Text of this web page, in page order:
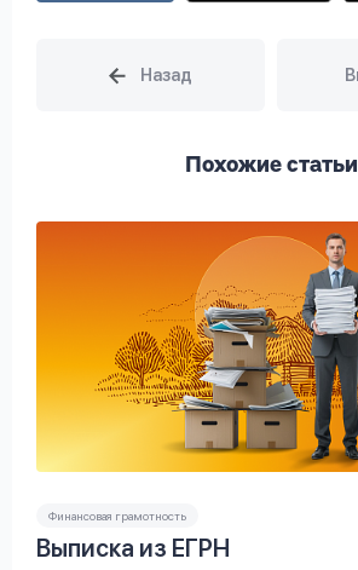
Похожие статьи
Финансовая грамотность
Выписка из ЕГРН